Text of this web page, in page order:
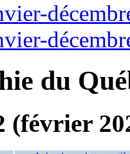
du
(février